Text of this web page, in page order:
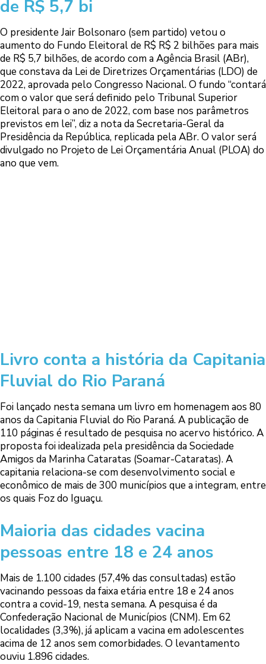
de R$ 5,7 bi
O presidente Jair Bolsonaro (sem partido) vetou o
aumento do Fundo Eleitoral de R$ R$ 2 bilhões para mais
de R$ 5,7 bilhões, de acordo com a Agência Brasil (ABr),
que constava da Lei de Diretrizes Orçamentárias (LDO) de
2022, aprovada pelo Congresso Nacional. O fundo “contará
com o valor que será definido pelo Tribunal Superior
Eleitoral para o ano de 2022, com base nos parâmetros
previstos em lei”, diz a nota da Secretaria-Geral da
Presidência da República, replicada pela ABr. O valor será
divulgado no Projeto de Lei Orçamentária Anual (PLOA) do
ano que vem.
Livro conta a história da Capitania
Fluvial do Rio Paraná
Foi lançado nesta semana um livro em homenagem aos 80
anos da Capitania Fluvial do Rio Paraná. A publicação de
110 páginas é resultado de pesquisa no acervo histórico. A
proposta foi idealizada pela presidência da Sociedade
Amigos da Marinha Cataratas (Soamar-Cataratas). A
capitania relaciona-se com desenvolvimento social e
econômico de mais de 300 municípios que a integram, entre
os quais Foz do Iguaçu.
Maioria das cidades vacina
pessoas entre 18 e 24 anos
Mais de 1.100 cidades (57,4% das consultadas) estão
vacinando pessoas da faixa etária entre 18 e 24 anos
contra a covid-19, nesta semana. A pesquisa é da
Confederação Nacional de Municípios (CNM). Em 62
localidades (3,3%), já aplicam a vacina em adolescentes
acima de 12 anos sem comorbidades. O levantamento
ouviu 1.896 cidades.